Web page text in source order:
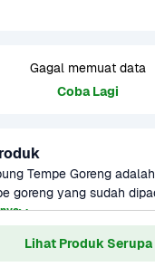
Lihat Produk Serupa
Gagal memuat data
Coba Lagi
Tempe Goreng
goreng yang sudah
serta diproses
membuat tempe
Sembako
3-8 bulan